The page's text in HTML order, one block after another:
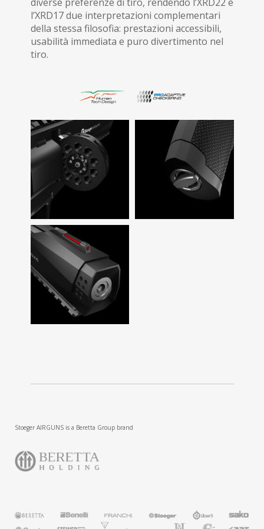
l’XRD17 due interpretazioni complementari
della stessa filosofia: prestazioni accessibili,
usabilità immediata e puro divertimento nel
tiro.
Stoeger AIRGUNS is a Beretta Group brand